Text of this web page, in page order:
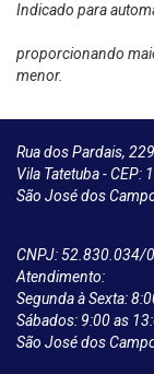
Indicado para
proporcionando
menor.
Rua dos Pardais, 229
Vila Tatetuba - CEP:
São José dos
CNPJ: 52.830.034/
Atendimento:
Segunda à Sexta:
Sábados: 9:00 as
São José dos